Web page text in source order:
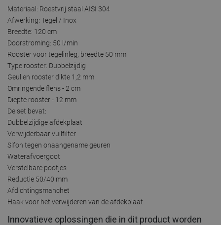
Materiaal: Roestvrij staal AISI 304
Afwerking: Tegel / Inox
Breedte: 120 cm
Doorstroming: 50 l/min
Rooster voor tegelinleg, breedte 50 mm
Type rooster: Dubbelzijdig
Geul en rooster dikte 1,2 mm
Omringende flens - 2 cm
Diepte rooster - 12 mm
De set bevat:
Dubbelzijdige afdekplaat
Verwijderbaar vuilfilter
Sifon tegen onaangename geuren
Waterafvoergoot
Verstelbare pootjes
Reductie 50/40 mm
Afdichtingsmanchet
Haak voor het verwijderen van de afdekplaat
Innovatieve oplossingen die in dit product worden